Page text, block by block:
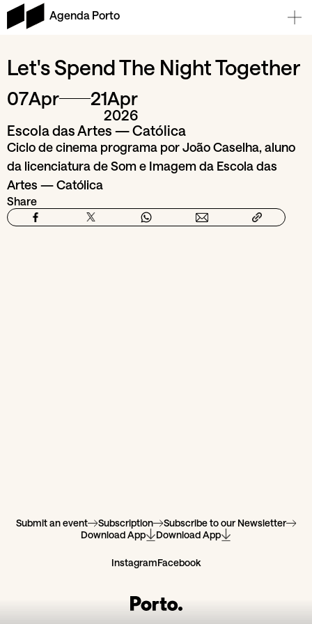
Agenda Porto
Let's Spend The Night Together
07Apr 21Apr
2026
Escola das Artes — Católica
Ciclo de cinema programa por João Caselha, aluno
da licenciatura de Som e Imagem da Escola das
Artes — Católica
Share
Submit an event Subscription
Subscribe to our Newsletter
Download App
Download App
InstagramFacebook